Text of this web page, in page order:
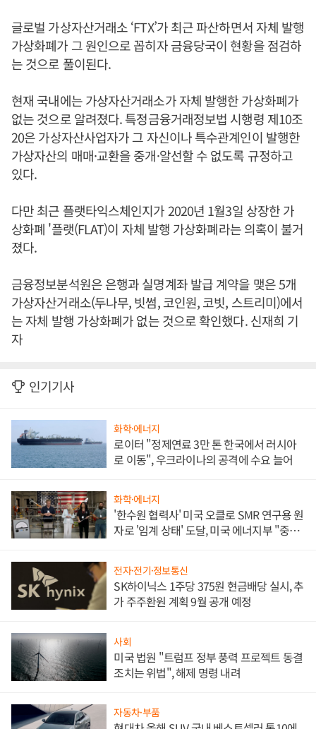
글로벌 가상자산거래소 ‘FTX’가 최근 파산하면서 자체 발행
가상화폐가 그 원인으로 꼽히자 금융당국이 현황을 점검하
는 것으로 풀이된다.
현재 국내에는 가상자산거래소가 자체 발행한 가상화폐가
없는 것으로 알려졌다. 특정금융거래정보법 시행령 제10조
20은 가상자산사업자가 그 자신이나 특수관계인이 발행한
가상자산의 매매·교환을 중개·알선할 수 없도록 규정하고
있다.
다만 최근 플랫타익스체인지가 2020년 1월3일 상장한 가
상화폐 '플랫(FLAT)이 자체 발행 가상화폐라는 의혹이 불거
졌다.
금융정보분석원은 은행과 실명계좌 발급 계약을 맺은 5개
가상자산거래소(두나무, 빗썸, 코인원, 코빗, 스트리미)에서
는 자체 발행 가상화폐가 없는 것으로 확인했다. 신재희 기
자
인기기사
화학·에너지
로이터 "정제연료 3만 톤 한국에서 러시아
로 이동", 우크라이나의 공격에 수요 늘어
화학·에너지
'한수원 협력사' 미국 오클로 SMR 연구용 원
자로 '임계 상태' 도달, 미국 에너지부 "중요
전자·전기·정보통신
SK하이닉스 1주당 375원 현금배당 실시, 추
가 주주환원 계획 9월 공개 예정
사회
미국 법원 "트럼프 정부 풍력 프로젝트 동결
조치는 위법", 해제 명령 내려
자동차·부품